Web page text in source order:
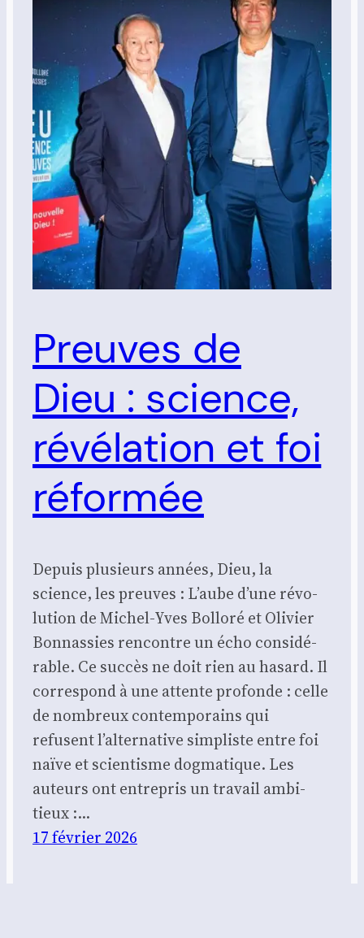
Preuves de
Dieu : science,
révélation et foi
réformée
Depuis plu­sieurs années, Dieu, la
science, les preuves : L’aube d’une révo­
lu­tion de Michel-Yves Bol­lo­ré et Oli­vier
Bon­nas­sies ren­contre un écho consi­dé­
rable. Ce suc­cès ne doit rien au hasard. Il
cor­res­pond à une attente pro­fonde : celle
de nom­breux contem­po­rains qui
refusent l’alternative sim­pliste entre foi
naïve et scien­tisme dog­ma­tique. Les
auteurs ont entre­pris un tra­vail ambi­
tieux :…
17 février 2026